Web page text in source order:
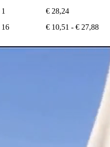
1
€ 28,24
16 € 10,51 - € 27,88